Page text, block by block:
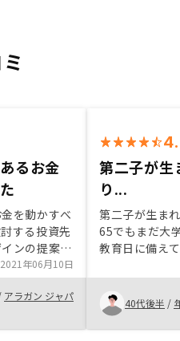
るお金
を動かすべ
する投資先
ンの提案、
のサポート
2021年06月10日
アラガン ジャパ
第二子が生
り...
第二子が生ま
65でもまだ大
教育日に備え
を回答してい
のも大きいか
法的なことも
簡素化てきる
40代後半 /